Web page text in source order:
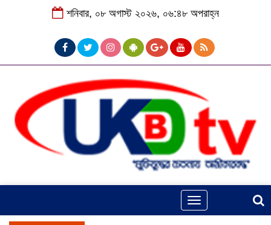
শনিবার, ০৮ অগাস্ট ২০২৬, ০৬:৪৮ অপরাহ্ন
Toggle
navigation